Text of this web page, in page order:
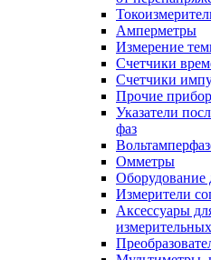
Амперметры
Измерение
Счетчики
Счетчики
Прочие
Указатели
фаз
Омметры
Оборудование
Измерители
Аксессуары